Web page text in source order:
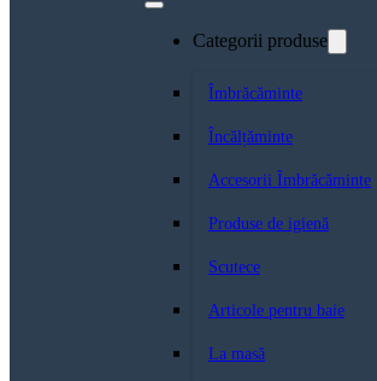
Categorii produse
Îmbrăcăminte
Încălțăminte
Accesorii Îmbrăcăminte
Produse de igienă
Scutece
Articole pentru baie
La masă